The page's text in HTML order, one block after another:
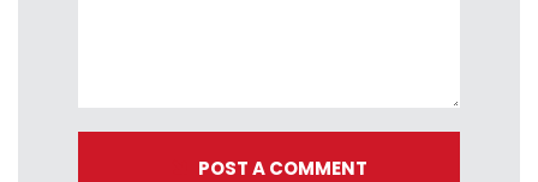
POST A COMMENT